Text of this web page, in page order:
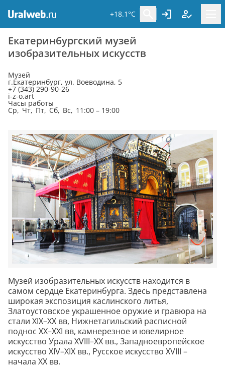
+18.1°C
Екатеринбургский музей
изобразительных искусств
Музей
г.Екатеринбург, ул. Воеводина, 5
+7 (343) 290-90-26
i-z-o.art
Часы работы
Ср, Чт, Пт, Сб, Вс, 11:00 – 19:00
Музей изобразительных искусств находится в
самом сердце Екатеринбурга. Здесь представлена
широкая экспозиция каслинского литья,
Златоустовское украшенное оружие и гравюра на
стали XIX–XX вв, Нижнетагильский расписной
поднос XX–XXI вв, камнерезное и ювелирное
искусство Урала XVIII–XX вв., Западноевропейское
искусство XIV–XIX вв., Русское искусство XVIII –
начала XX вв.